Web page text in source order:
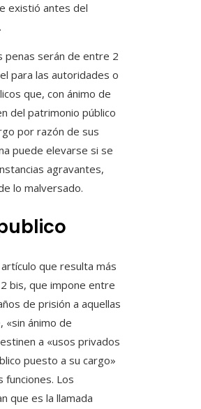
existió antes del
penas serán de entre 2
para las autoridades o
que, con ánimo de
del patrimonio público
por razón de sus
puede elevarse si se
agravantes,
lo malversado.
que resulta más
bis, que impone entre
de prisión a aquellas
«sin ánimo de
a «usos privados
puesto a su cargo»
funciones. Los
que es la llamada